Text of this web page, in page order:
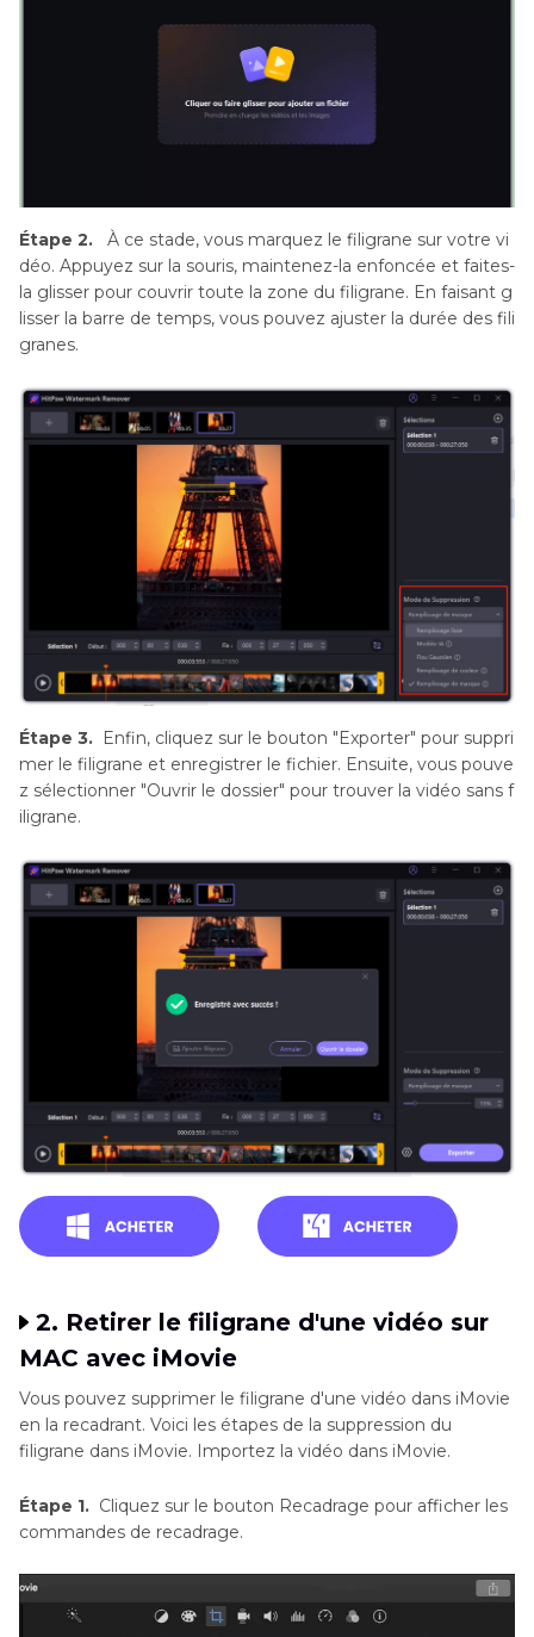
Étape 2.
À ce stade, vous marquez le filigrane sur votre vi
déo. Appuyez sur la souris, maintenez-la enfoncée et faites-
la glisser pour couvrir toute la zone du filigrane. En faisant g
lisser la barre de temps, vous pouvez ajuster la durée des fili
granes.
Étape 3. Enfin, cliquez sur le bouton "Exporter" pour suppri
mer le filigrane et enregistrer le fichier. Ensuite, vous pouve
z sélectionner "Ouvrir le dossier" pour trouver la vidéo sans f
iligrane.
2. Retirer le filigrane d'une vidéo sur
MAC avec iMovie
Vous pouvez supprimer le filigrane d'une vidéo dans iMovie
en la recadrant. Voici les étapes de la suppression du
filigrane dans iMovie. Importez la vidéo dans iMovie.
Étape 1. Cliquez sur le bouton Recadrage pour afficher les
commandes de recadrage.